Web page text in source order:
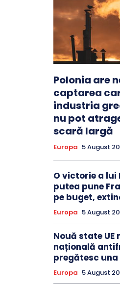
Polonia are
captarea
industria
nu pot
scară largă
Europa 5 August
O victorie a lui
putea pune
pe buget,
Europa 5 August
Nouă state
națională
pregătesc una
Europa 5 August